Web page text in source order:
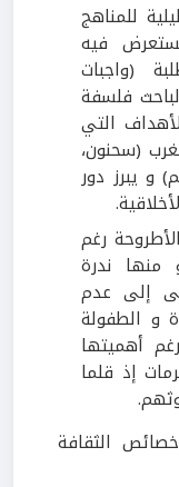
للمناهج
فيه
(واجبات
فلسفة
التي
(سحنون،
و يبرز دور
رغم
منها ندرة
إلى عدم
و الطفولة
أهميتها
إذ قلما
خصائص الثقافة